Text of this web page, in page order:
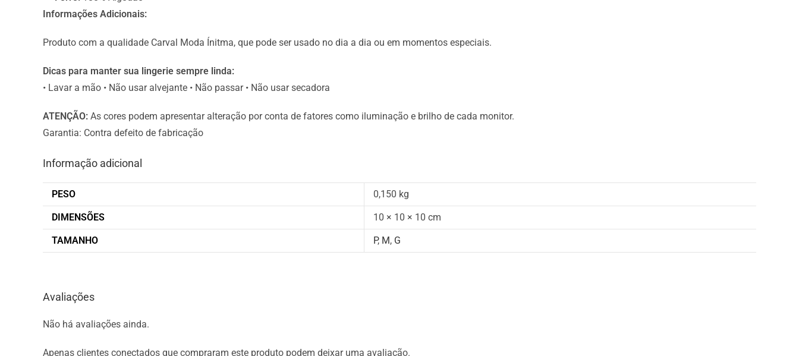
Informações Adicionais:
Produto com a qualidade Carval Moda Ínitma, que pode ser usado no dia a dia ou em momentos especiais.
Dicas para manter sua lingerie sempre linda:
• Lavar a mão • Não usar alvejante • Não passar • Não usar secadora
ATENÇÃO: As cores podem apresentar alteração por conta de fatores como iluminação e brilho de cada monitor.
Garantia: Contra defeito de fabricação
Informação adicional
PESO 0,150 kg
DIMENSÕES 10 × 10 × 10 cm
TAMANHO P, M, G
Avaliações
Não há avaliações ainda.
Apenas clientes conectados que compraram este produto podem deixar uma avaliação.